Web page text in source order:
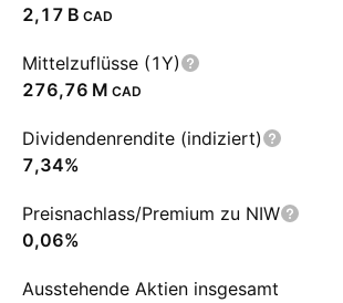
‪2,17 B‬ CAD
Mittelzuflüsse (1Y)
‪276,76 M‬ CAD
Dividendenrendite (indiziert)
7,34%
Preisnachlass/Premium zu NIW
0,06%
Ausstehende Aktien insgesamt